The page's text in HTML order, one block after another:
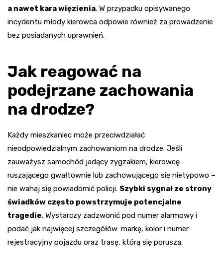
a nawet kara więzienia. W przypadku opisywanego
incydentu młody kierowca odpowie również za prowadzenie
bez posiadanych uprawnień.
Jak reagować na
podejrzane zachowania
na drodze?
Każdy mieszkaniec może przeciwdziałać
nieodpowiedzialnym zachowaniom na drodze. Jeśli
zauważysz samochód jadący zygzakiem, kierowcę
ruszającego gwałtownie lub zachowującego się nietypowo –
nie wahaj się powiadomić policji. Szybki sygnał ze strony
świadków często powstrzymuje potencjalne
tragedie. Wystarczy zadzwonić pod numer alarmowy i
podać jak najwięcej szczegółów: markę, kolor i numer
rejestracyjny pojazdu oraz trasę, którą się porusza.